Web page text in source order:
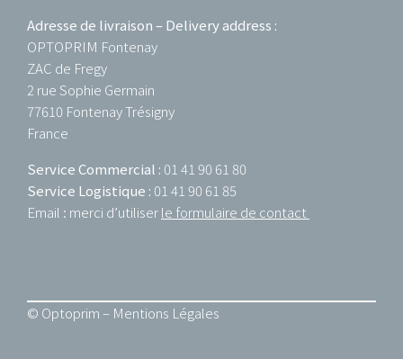
Adresse de livraison – Delivery address :
OPTOPRIM Fontenay
ZAC de Fregy
2 rue Sophie Germain
77610 Fontenay Trésigny
France
Service Commercial : 01 41 90 61 80
Service Logistique : 01 41 90 61 85
Email : merci d’utiliserle formulaire de contact
© Optoprim – Mentions Légales